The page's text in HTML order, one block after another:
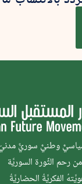
وطنيٌّ سوريٌّ
رحم الثَّورة السوريَّة
الفكريَّةُ الحضاريَّةُ